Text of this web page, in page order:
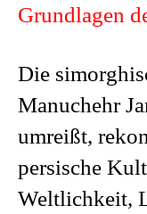
Grundlagen
Die
Manuchehr
umreißt,
persische
Weltlichkeit,